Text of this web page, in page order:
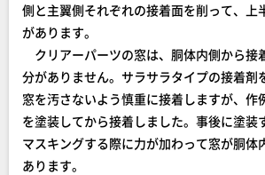
側と主翼側それぞれの接着面を削って、上
があります。
クリアーパーツの窓は、胴体内側から接
分がありません。サラサラタイプの接着剤
窓を汚さないよう慎重に接着しますが、作
を塗装してから接着しました。事後に塗装
マスキングする際に力が加わって窓が胴体
あります。